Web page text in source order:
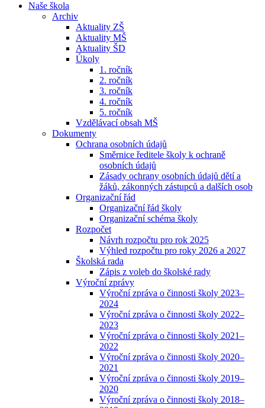
Naše škola
Archiv
Aktuality ZŠ
Aktuality MŠ
Aktuality ŠD
Úkoly
1. ročník
2. ročník
3. ročník
4. ročník
5. ročník
Vzdělávací obsah MŠ
Dokumenty
Ochrana osobních údajů
Směrnice ředitele školy k ochraně
osobních údajů
Zásady ochrany osobních údajů dětí a
žáků, zákonných zástupců a dalších osob
Organizační řád
Organizační řád školy
Organizační schéma školy
Rozpočet
Návrh rozpočtu pro rok 2025
Výhled rozpočtu pro roky 2026 a 2027
Školská rada
Zápis z voleb do školské rady
Výroční zprávy
Výroční zpráva o činnosti školy 2023–
2024
Výroční zpráva o činnosti školy 2022–
2023
Výroční zpráva o činnosti školy 2021–
2022
Výroční zpráva o činnosti školy 2020–
2021
Výroční zpráva o činnosti školy 2019–
2020
Výroční zpráva o činnosti školy 2018–